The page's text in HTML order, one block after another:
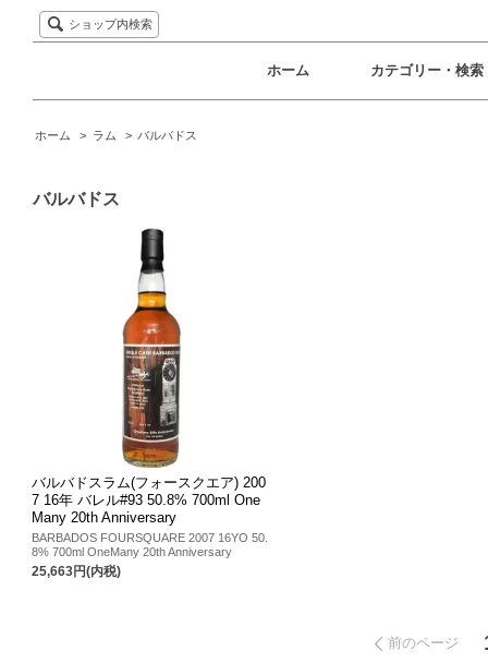
ショップ内検索
ホーム カテゴリー・検索
ホーム > ラム > バルバドス
バルバドス
バルバドスラム(フォースクエア) 200
7 16年 バレル#93 50.8% 700ml One
Many 20th Anniversary
BARBADOS FOURSQUARE 2007 16YO 50.
8% 700ml OneMany 20th Anniversary
25,663円(内税)
前のページ